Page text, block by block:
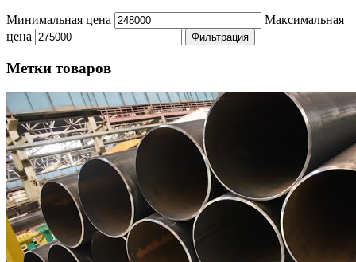
Минимальная цена
Максимальная
цена
Фильтрация
Метки товаров